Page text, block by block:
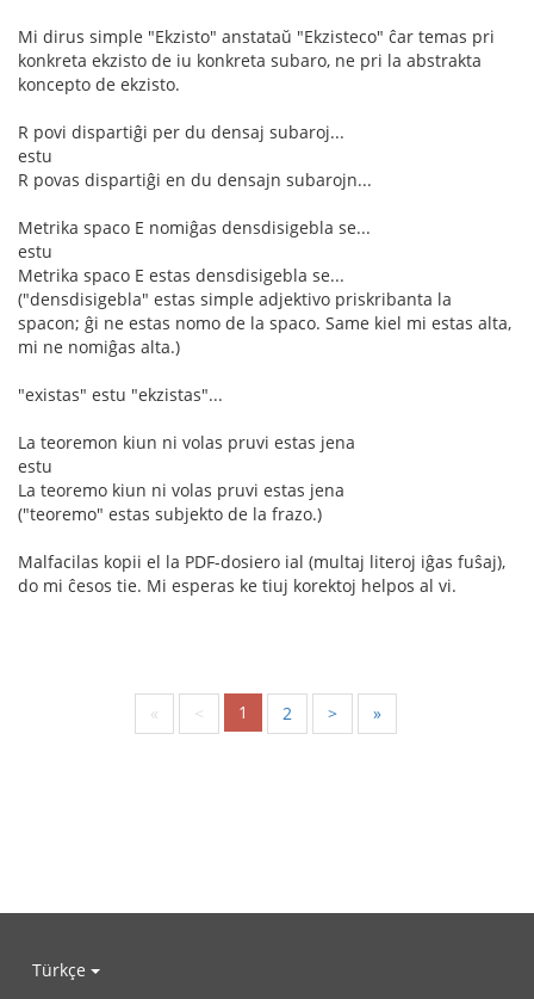
Mi dirus simple "Ekzisto" anstataŭ "Ekzisteco" ĉar temas pri
konkreta ekzisto de iu konkreta subaro, ne pri la abstrakta
koncepto de ekzisto.
R povi dispartiĝi per du densaj subaroj...
estu
R povas dispartiĝi en du densajn subarojn...
Metrika spaco E nomiĝas densdisigebla se...
estu
Metrika spaco E estas densdisigebla se...
("densdisigebla" estas simple adjektivo priskribanta la
spacon; ĝi ne estas nomo de la spaco. Same kiel mi estas alta,
mi ne nomiĝas alta.)
"existas" estu "ekzistas"...
La teoremon kiun ni volas pruvi estas jena
estu
La teoremo kiun ni volas pruvi estas jena
("teoremo" estas subjekto de la frazo.)
Malfacilas kopii el la PDF-dosiero ial (multaj literoj iĝas fuŝaj),
do mi ĉesos tie. Mi esperas ke tiuj korektoj helpos al vi.
« < 1 2 > »
Türkçe